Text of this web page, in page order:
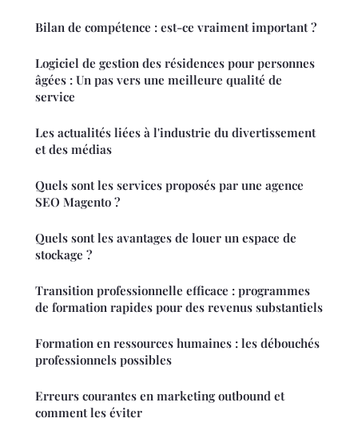
Bilan de compétence : est-ce vraiment important ?
Logiciel de gestion des résidences pour personnes
âgées : Un pas vers une meilleure qualité de
service
Les actualités liées à l'industrie du divertissement
et des médias
Quels sont les services proposés par une agence
SEO Magento ?
Quels sont les avantages de louer un espace de
stockage ?
Transition professionnelle efficace : programmes
de formation rapides pour des revenus substantiels
Formation en ressources humaines : les débouchés
professionnels possibles
Erreurs courantes en marketing outbound et
comment les éviter